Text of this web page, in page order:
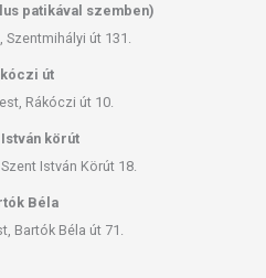
patikával szemben)
Szentmihályi út 131.
út
Rákóczi út 10.
körút
István Körút 18.
Béla
Bartók Béla út 71.